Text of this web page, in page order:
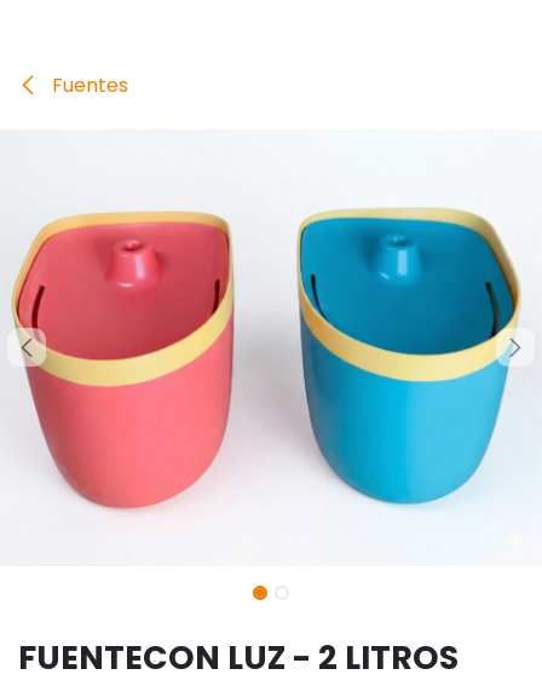
Fuentes
FUENTECON LUZ - 2 LITROS